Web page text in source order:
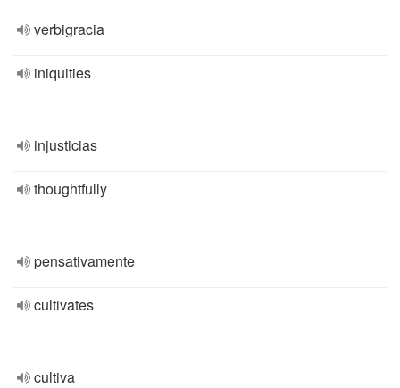
verbigracia
iniquities
injusticias
thoughtfully
pensativamente
cultivates
cultiva